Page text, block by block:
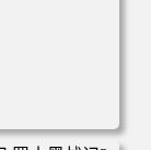
壁纸 电脑桌